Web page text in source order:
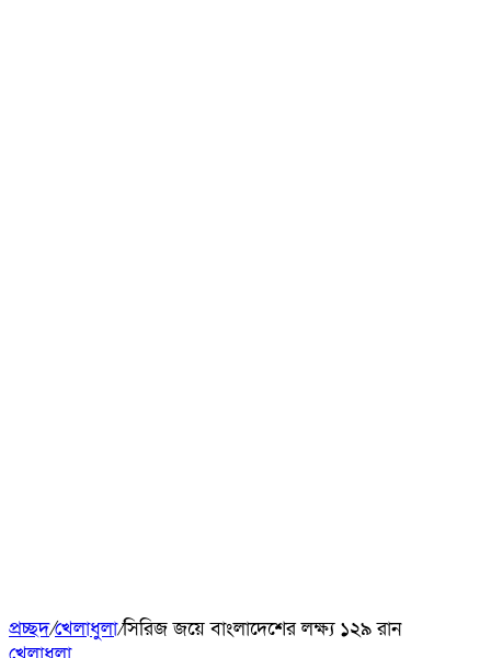
প্রচ্ছদ/খেলাধুলা/সিরিজ জয়ে বাংলাদেশের লক্ষ্য ১২৯ রান